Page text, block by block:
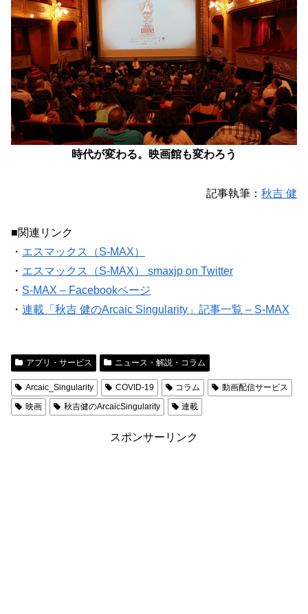
時代が変わる。映画館も変わろう
記事執筆： 秋吉 健
■関連リンク
・ エスマックス（S-MAX）
・ エスマックス（S-MAX） smaxjp on Twitter
・ S-MAX – Facebookページ
・ 連載「秋吉 健のArcaic Singularity」記事一覧 – S-MAX
アプリ・サービス ニュース・解説・コラム
Arcaic_Singularity COVID-19 コラム
動画配信サービス
映画
秋吉健のArcaicSingularity 連載
スポンサーリンク